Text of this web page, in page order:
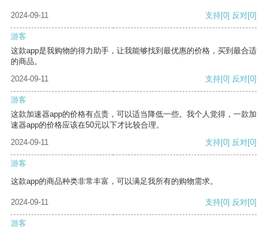
2024-09-11 支持[0] 反对[0]
游客
这款app是我购物的得力助手，让我能够找到最优惠的价格，买到最合适
的商品。
2024-09-11
支持[0] 反对[0]
游客
这款加速器app的价格有点贵，可以适当降低一些。我个人觉得，一款加
速器app的价格应该在50元以下才比较合理。
2024-09-11
支持[0] 反对[0]
游客
这款app的商品种类非常丰富，可以满足我所有的购物需求。
2024-09-11 支持[0] 反对[0]
游客